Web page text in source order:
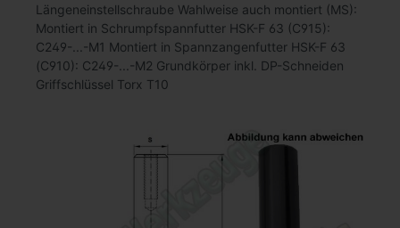
Längeneinstellschraube Wahlweise auch montiert (MS):
Montiert in Schrumpfspannfutter HSK-F 63 (C915):
C249-...-M1 Montiert in Spannzangenfutter HSK-F 63
(C910): C249-...-M2 Grundkörper inkl. DP-Schneiden
Griffschlüssel Torx T10